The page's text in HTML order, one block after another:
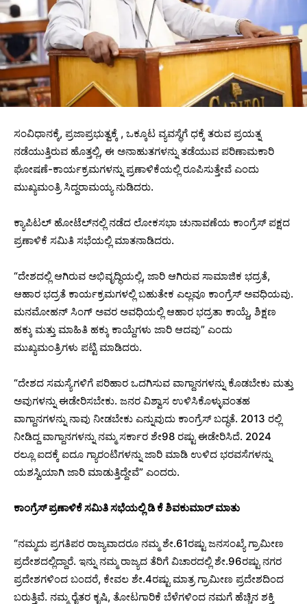
ಸಂವಿಧಾನಕ್ಕೆ, ಪ್ರಜಾಪ್ರಭುತ್ವಕ್ಕೆ , ಒಕ್ಕೂಟ ವ್ಯವಸ್ಥೆಗೆ ಧಕ್ಕೆ ತರುವ ಪ್ರಯತ್ನ
ನಡೆಯುತ್ತಿರುವ ಹೊತ್ತಲ್ಲಿ, ಈ ಅನಾಹುತಗಳನ್ನು ತಡೆಯುವ ಪರಿಣಾಮಕಾರಿ
ಘೋಷಣೆ-ಕಾರ್ಯಕ್ರಮಗಳನ್ನು ಪ್ರಣಾಳಿಕೆಯಲ್ಲಿ ರೂಪಿಸುತ್ತೇವೆ ಎಂದು
ಮುಖ್ಯಮಂತ್ರಿ ಸಿದ್ದರಾಮಯ್ಯ ನುಡಿದರು.
ಕ್ಯಾಪಿಟಲ್ ಹೋಟೆಲ್‌ನಲ್ಲಿ ನಡೆದ ಲೋಕಸಭಾ ಚುನಾವಣೆಯ ಕಾಂಗ್ರೆಸ್ ಪಕ್ಷದ
ಪ್ರಣಾಳಿಕೆ ಸಮಿತಿ ಸಭೆಯಲ್ಲಿ ಮಾತನಾಡಿದರು.
“ದೇಶದಲ್ಲಿ ಆಗಿರುವ ಅಭಿವೃದ್ಧಿಯಲ್ಲಿ, ಜಾರಿ ಆಗಿರುವ ಸಾಮಾಜಿಕ ಭದ್ರತೆ,
ಆಹಾರ ಭದ್ರತೆ ಕಾರ್ಯಕ್ರಮಗಳಲ್ಲಿ ಬಹುತೇಕ ಎಲ್ಲವೂ ಕಾಂಗ್ರೆಸ್ ಅವಧಿಯವು.
ಮನಮೋಹನ್ ಸಿಂಗ್ ಅವರ ಅವಧಿಯಲ್ಲಿ ಆಹಾರ ಭದ್ರತಾ ಕಾಯ್ದೆ, ಶಿಕ್ಷಣ
ಹಕ್ಕು ಮತ್ತು ಮಾಹಿತಿ ಹಕ್ಕು ಕಾಯ್ದೆಗಳು ಜಾರಿ ಆದವು” ಎಂದು
ಮುಖ್ಯಮಂತ್ರಿಗಳು ಪಟ್ಟಿ ಮಾಡಿದರು.
“ದೇಶದ ಸಮಸ್ಯೆಗಳಿಗೆ ಪರಿಹಾರ ಒದಗಿಸುವ ವಾಗ್ದಾನಗಳನ್ನು ಕೊಡಬೇಕು ಮತ್ತು
ಅವುಗಳನ್ನು ಈಡೇರಿಸಬೇಕು. ಜನರ ವಿಶ್ವಾಸ ಉಳಿಸಿಕೊಳ್ಳುವಂತಹ
ವಾಗ್ದಾನಗಳನ್ನು ನಾವು ನೀಡಬೇಕು ಎನ್ನುವುದು ಕಾಂಗ್ರೆಸ್ ಬದ್ಧತೆ. 2013 ರಲ್ಲಿ
ನೀಡಿದ್ದ ವಾಗ್ದಾನಗಳನ್ನು ನಮ್ಮ ಸರ್ಕಾರ ಶೇ98 ರಷ್ಟು ಈಡೇರಿಸಿದೆ. 2024
ರಲ್ಲೂ ಐದಕ್ಕೆ ಐದೂ ಗ್ಯಾರಂಟಿಗಳನ್ನು ಜಾರಿ ಮಾಡಿ ಉಳಿದ ಭರವಸೆಗಳನ್ನು
ಯಶಸ್ವಿಯಾಗಿ ಜಾರಿ ಮಾಡುತ್ತಿದ್ದೇವೆ” ಎಂದರು.
ಕಾಂಗ್ರೆಸ್ ಪ್ರಣಾಳಿಕೆ ಸಮಿತಿ ಸಭೆಯಲ್ಲಿ ಡಿ ಕೆ ಶಿವಕುಮಾರ್ ಮಾತು
“ನಮ್ಮದು ಪ್ರಗತಿಪರ ರಾಜ್ಯವಾದರೂ ನಮ್ಮ ಶೇ.61ರಷ್ಟು ಜನಸಂಖ್ಯೆ ಗ್ರಾಮೀಣ
ಪ್ರದೇಶದಲ್ಲಿದ್ದಾರೆ. ಇನ್ನು ನಮ್ಮ ರಾಜ್ಯದ ತೆರಿಗೆ ವಿಚಾರದಲ್ಲಿ ಶೇ.96ರಷ್ಟು ನಗರ
ಪ್ರದೇಶಗಳಿಂದ ಬಂದರೆ, ಕೇವಲ ಶೇ.4ರಷ್ಟು ಮಾತ್ರ ಗ್ರಾಮೀಣ ಪ್ರದೇಶದಿಂದ
ಬರುತ್ತಿವೆ. ನಮ್ಮ ರೈತರ ಕೃಷಿ, ತೋಟಗಾರಿಕೆ ಬೆಳೆಗಳಿಂದ ನಮಗೆ ಹೆಚ್ಚಿನ ಶಕ್ತಿ